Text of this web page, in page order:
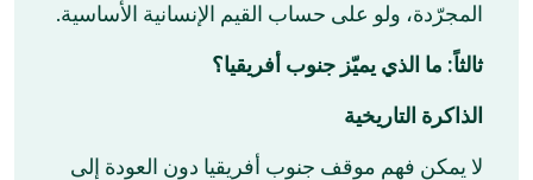
المجرّدة، ولو على حساب القيم الإنسانية الأساسية.
ثالثاً: ما الذي يميّز جنوب أفريقيا؟
الذاكرة التاريخية
لا يمكن فهم موقف جنوب أفريقيا دون العودة إلى